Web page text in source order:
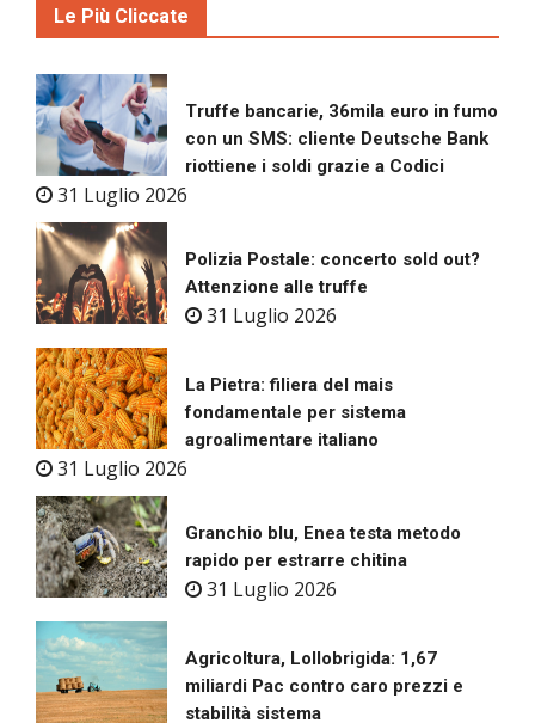
Le Più Cliccate
Truffe bancarie, 36mila euro in fumo
con un SMS: cliente Deutsche Bank
riottiene i soldi grazie a Codici
31 Luglio 2026
Polizia Postale: concerto sold out?
Attenzione alle truffe
31 Luglio 2026
La Pietra: filiera del mais
fondamentale per sistema
agroalimentare italiano
31 Luglio 2026
Granchio blu, Enea testa metodo
rapido per estrarre chitina
31 Luglio 2026
Agricoltura, Lollobrigida: 1,67
miliardi Pac contro caro prezzi e
stabilità sistema